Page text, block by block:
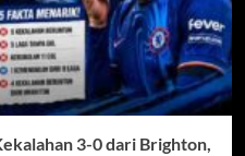
3-0 dari Brighton,